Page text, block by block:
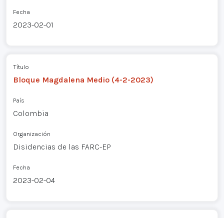
Fecha
2023-02-01
Título
Bloque Magdalena Medio (4-2-2023)
País
Colombia
Organización
Disidencias de las FARC-EP
Fecha
2023-02-04